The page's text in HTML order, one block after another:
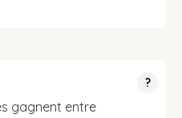
?
gagnent entre